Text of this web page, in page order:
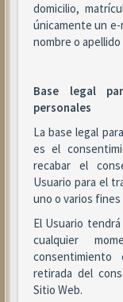
domicilio,
únicamente un e-
nombre o
Base legal
personales
La base legal
es el
recabar el
Usuario para el
uno o varios
El Usuario
cualquier
retirada del
Sitio Web.